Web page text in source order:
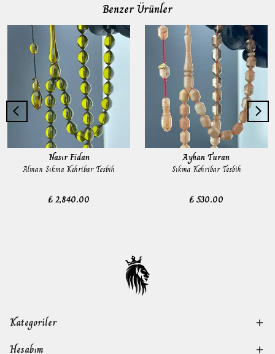
Benzer Ürünler
Nasır Fidan
Alman Sıkma Kehribar Tesbih
₺ 2,840.00
Ayhan Turan
Sıkma Kehribar Tesbih
₺ 530.00
Kategoriler
Hesabım